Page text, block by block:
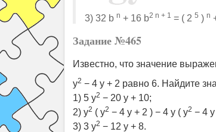
3) 32 b n + 16 b2 n + 1 = ( 2 5 ) n
Задание №465
Известно, что значение
y2 − 4 y + 2 равно 6. Найдите
1) 5 y2 − 20 y + 10;
2) y2 ( y2 − 4 y + 2 ) − 4 y ( y2 − 4
3) 3 y2 − 12 y + 8.